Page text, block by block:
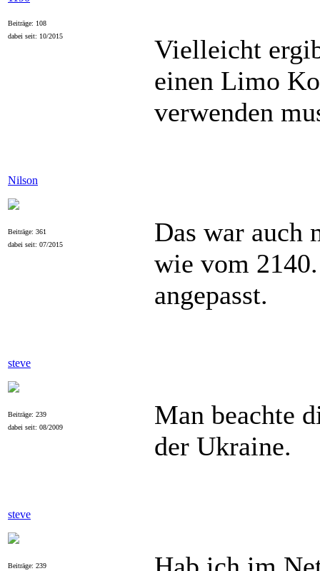
Beiträge: 108
dabei seit: 10/2015
Vielleicht
einen Limo
verwenden
Nilson
Beiträge: 361
dabei seit: 07/2015
Das war auch
wie vom
angepasst.
steve
Beiträge: 239
dabei seit: 08/2009
Man beachte
der Ukraine.
steve
Beiträge: 239